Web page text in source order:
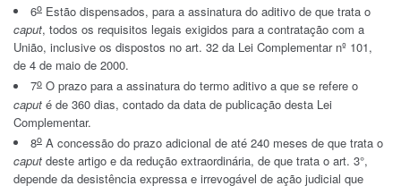
6o Estão dispensados, para a assinatura do aditivo de que trata o
caput, todos os requisitos legais exigidos para a contratação com a
União, inclusive os dispostos no art. 32 da Lei Complementar nº 101,
de 4 de maio de 2000.
7o O prazo para a assinatura do termo aditivo a que se refere o
caput é de 360 dias, contado da data de publicação desta Lei
Complementar.
8o A concessão do prazo adicional de até 240 meses de que trata o
caput deste artigo e da redução extraordinária, de que trata o art. 3°,
depende da desistência expressa e irrevogável de ação judicial que